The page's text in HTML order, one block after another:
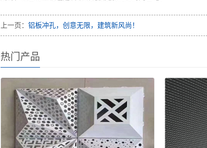
上一页： 铝板冲孔，创意无限，建筑新风尚！
热门产品